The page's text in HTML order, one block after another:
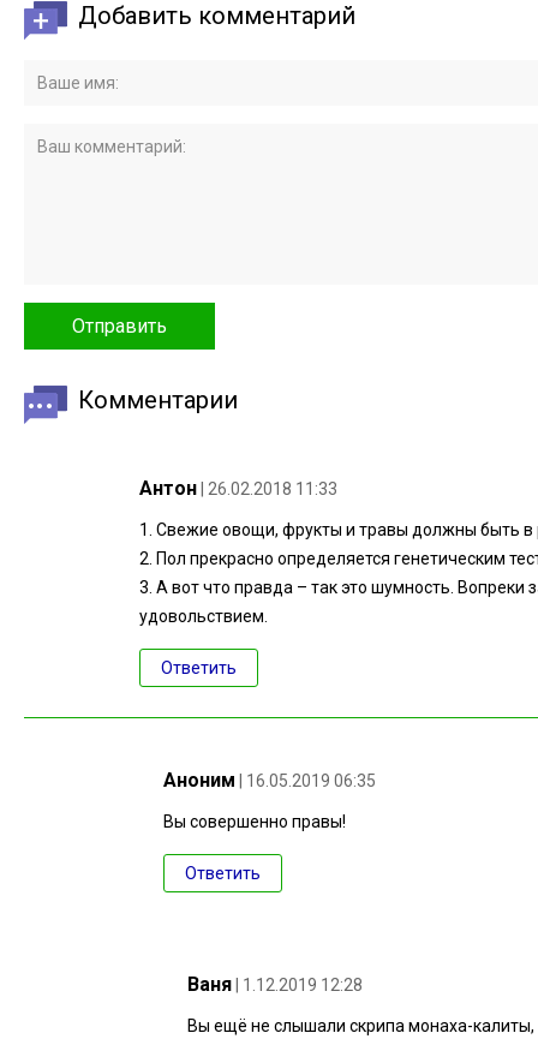
Добавить комментарий
Комментарии
Антон | 26.02.2018 11:33
1. Свежие овощи, фрукты и травы должны быть
2. Пол прекрасно определяется генетическим
3. А вот что правда – так это шумность. Вопреки
удовольствием.
Ответить
Аноним | 16.05.2019 06:35
Вы совершенно правы!
Ответить
Ваня | 1.12.2019 12:28
Вы ещё не слышали скрипа монаха-калиты,